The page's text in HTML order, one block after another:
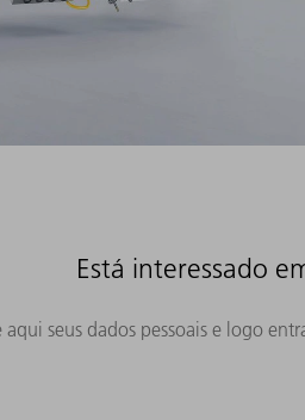
Está interessado
aqui seus dados pessoais e logo